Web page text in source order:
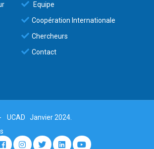
Equipe
Coopération Internationale
Chercheurs
Contact
- UCAD
Janvier 2024.